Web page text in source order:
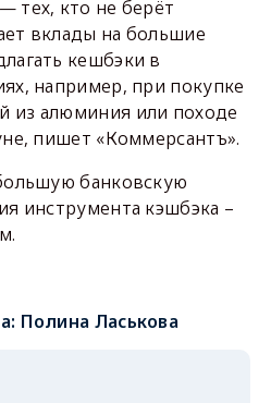
тех, кто не берёт
вклады на большие
кешбэки в
например, при покупке
из алюминия или походе
пишет «Коммерсантъ».
банковскую
инструмента кэшбэка –
Полина Ласькова